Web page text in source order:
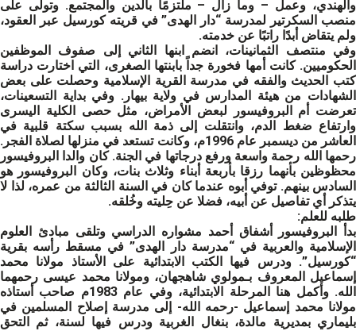
والهندي، وعمل – وما زال – ملتزمًا بالدين والمجتمع. وتولى على
منصب السكرتير لمدرسة “دار الهدى” في قريته كورسيل عبر العقود،
ولم يتقاض أبدًا راتبًا عن خدمته.
وفي منتصف الثمانينات، انضم ابنها الثاني إلى صفوف الموظفين
الحكوميين. كانت أمها فخورة جداً بابنتها الصغرى، التي اختارت دراسة
كتب الحديث والفقه في مدرسة القرية الإسلامية وحصلت على بعض
الشهادات من هيئة المدارس في ولاية بيهار. وفي بداية التسعينات،
تعرضت أم البروفيسور لبعض الأمراض، مثل حصى الكلية اليسرى
وارتفاع ضغط الدم، وانتقلت إلى ذمة الله بسبب سكتة قلبية في
العاشر من ديسمبر عام 1996م، وكانت تستعد في منزلها لصلاة الفجر.
رحمها الله رحمة واسعة ورفع درجاتها في الجنة. كان والدا البروفيسور
محظوظين بأنهما رزقا بأربعة أبناء وثلاث بنات، وكان البروفيسور هو
السادس بينهم. توفي أبوه عندما كان في السنة الثالثة من عمره، لذا لا
يتذكر أي تفاصيل عن أبيه، فضلا عن حِليته وخُلقه.
طلبه للعلم:
بدأ البروفيسور أشفاق أحمد مشواره الدراسي وتلقى مبادئ العلوم
الإسلامية والعربية في “مدرسة دار الهدى” في مسقط رأسه بقرية
“كورسيل”. ودرس فيها الكتب الابتدائية على الأستاذ مولانا محمد
إسماعيل المعروف بـمولوي شاهجهان، ومولانا محمد عيسى رحمهما
الله. وأكمل هنا المرحلة الابتدائية، وفي عام 1983م صاحب أستاذه
مولانا محمد إسماعيل -رحمه الله- إلى مدرسة إصلاح المسلمين في
بليماري بمديرية مالدة، بنغال الغربية ودرس فيها لسنة، ثم التحق